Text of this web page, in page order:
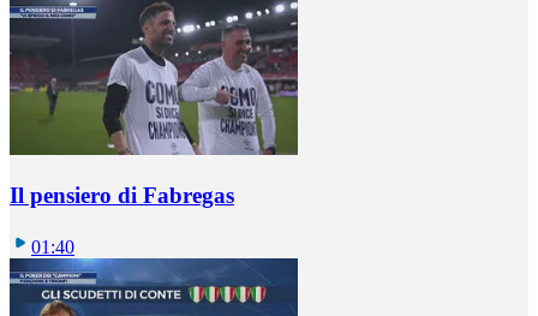
Il pensiero di Fabregas
01:40